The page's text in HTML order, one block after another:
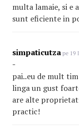
multa lamaie, si e
sunt eficiente in
simpaticutza pe 19
-
pai..eu de mult
linga un gust
are alte
practic!